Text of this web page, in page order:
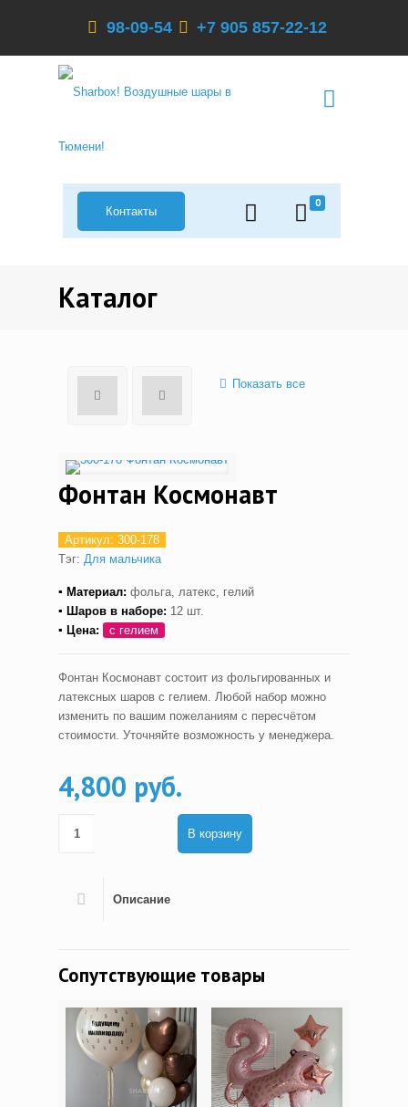
98-09-54 +7 905 857-22-12
0
Контакты
Каталог
Показать все
Фонтан Космонавт
Артикул: 300-178
Тэг: Для мальчика
▪ Материал: фольга, латекс, гелий
▪ Шаров в наборе: 12 шт.
▪ Цена:
с гелием
Фонтан Космонавт состоит из фольгированных и
латексных шаров с гелием. Любой набор можно
изменить по вашим пожеланиям с пересчётом
стоимости. Уточняйте возможность у менеджера.
4,800 руб.
В корзину
Описание
Сопутствующие товары